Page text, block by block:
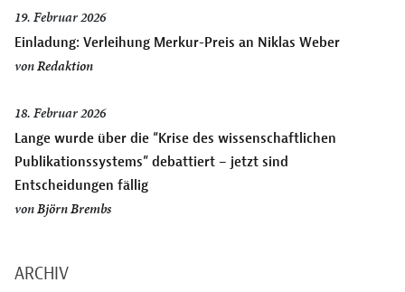
19. Februar 2026
Einladung: Verleihung Merkur-Preis an Niklas Weber
vonRedaktion
18. Februar 2026
Lange wurde über die “Krise des wissenschaftlichen
Publikationssystems” debattiert – jetzt sind
Entscheidungen fällig
vonBjörn Brembs
ARCHIV